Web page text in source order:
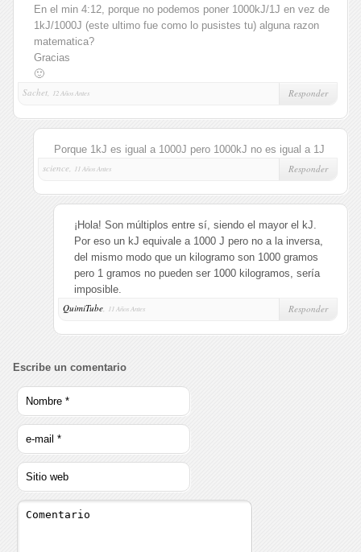
En el min 4:12, porque no podemos poner 1000kJ/1J en vez de
1kJ/1000J (este ultimo fue como lo pusistes tu) alguna razon
matematica?
Gracias
🙂
Sachet,
12 Años Antes Responder
Porque 1kJ es igual a 1000J pero 1000kJ no es igual a 1J
science,
11 Años Antes Responder
¡Hola! Son múltiplos entre sí, siendo el mayor el kJ.
Por eso un kJ equivale a 1000 J pero no a la inversa,
del mismo modo que un kilogramo son 1000 gramos
pero 1 gramos no pueden ser 1000 kilogramos, sería
imposible.
QuimiTube, 11 Años Antes Responder
Escribe un comentario